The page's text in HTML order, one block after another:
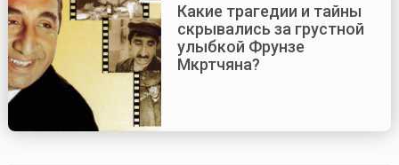
Какие трагедии и тайны
скрывались за грустной
улыбкой Фрунзе
Мкртчяна?